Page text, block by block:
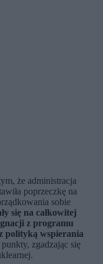
że administracja
poprzeczkę na
sobie
się na całkowitej
z programu
polityką wspierania
zgadzając się